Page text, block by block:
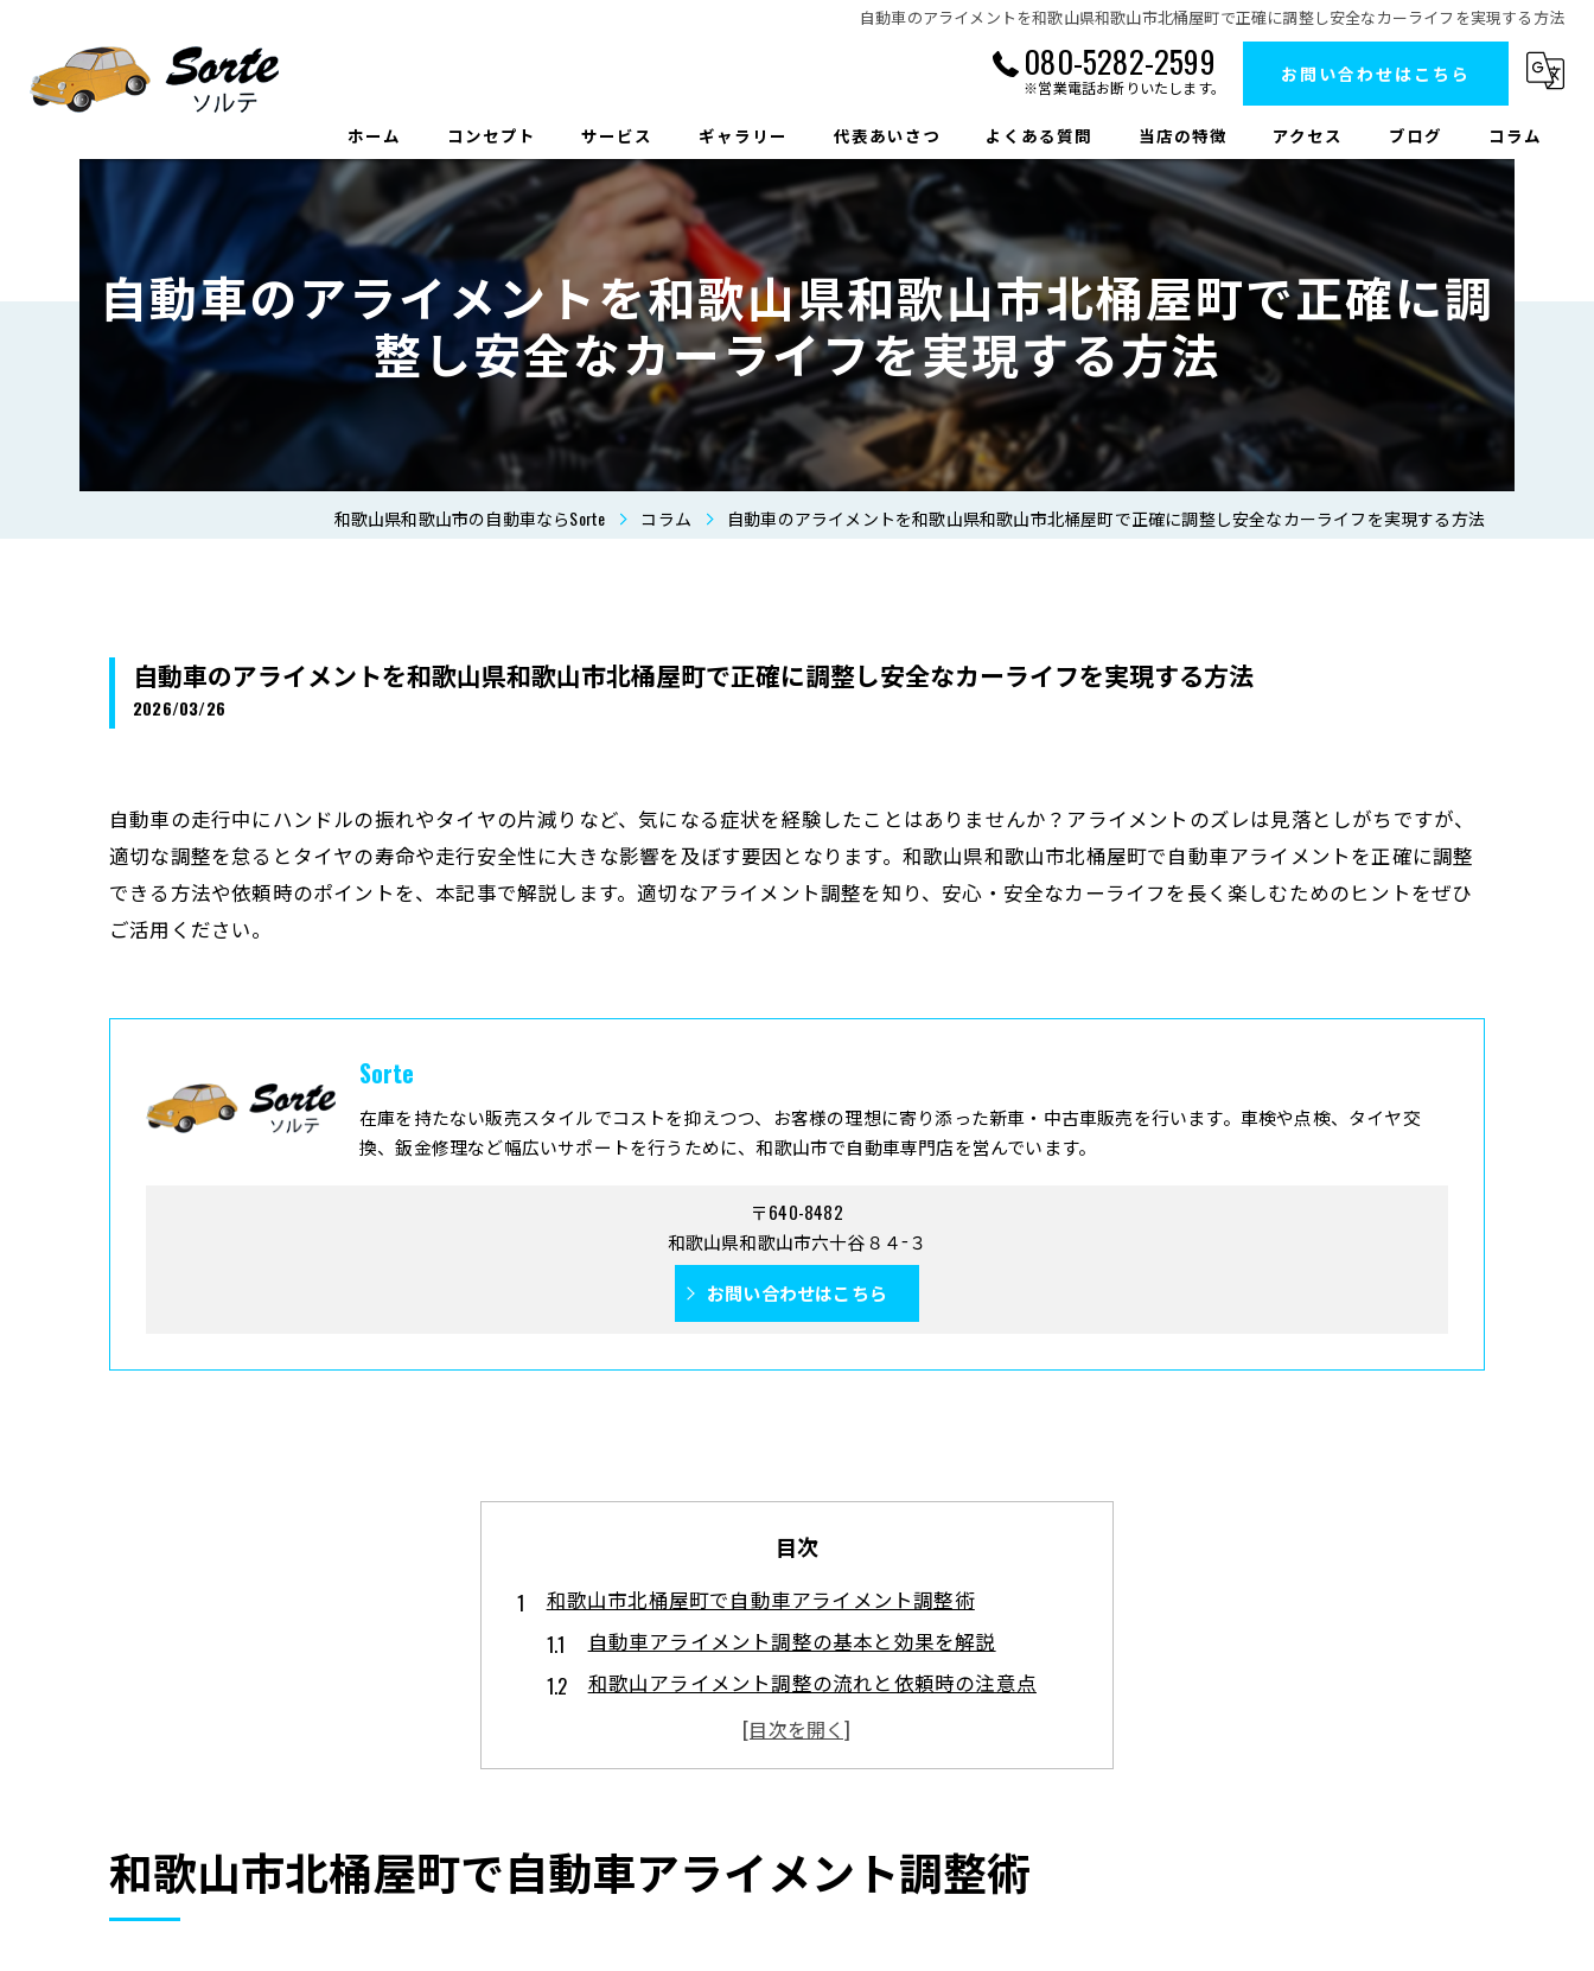
自動車のアライメントを和歌山県和歌山市北桶屋町で正確に調整し安全なカーライフを実現する方法
080-5282-2599
※営業電話お断りいたします。
お問い合わせはこちら
ホーム コンセプト サービス ギャラリー 代表あいさつ よくある質問 当店の特徴
中古車販売
修理
鈑金
タイヤ交換
アクセス ブログ コラム
自動車のアライメントを和歌山県和歌山市北桶屋町で正確に調
整し安全なカーライフを実現する方法
和歌山県和歌山市の自動車ならSorte コラム 自動車のアライメントを和歌山県和歌山市北桶屋町で正確に調整し安全なカーライフを実現する方法
自動車のアライメントを和歌山県和歌山市北桶屋町で正確に調整し安全なカーライフを実現する方法
2026/03/26
自動車の走行中にハンドルの振れやタイヤの片減りなど、気になる症状を経験したことはありませんか？アライメントのズレは見落としがちですが、
適切な調整を怠るとタイヤの寿命や走行安全性に大きな影響を及ぼす要因となります。和歌山県和歌山市北桶屋町で自動車アライメントを正確に調整
できる方法や依頼時のポイントを、本記事で解説します。適切なアライメント調整を知り、安心・安全なカーライフを長く楽しむためのヒントをぜひ
ご活用ください。
Sorte
在庫を持たない販売スタイルでコストを抑えつつ、お客様の理想に寄り添った新車・中古車販売を行います。車検や点検、タイヤ交
換、鈑金修理など幅広いサポートを行うために、和歌山市で自動車専門店を営んでいます。
〒640-8482
和歌山県和歌山市六十谷８４−３
お問い合わせはこちら
目次
和歌山市北桶屋町で自動車アライメント調整術
自動車アライメント調整の基本と効果を解説
和歌山アライメント調整の流れと依頼時の注意点
ホイールやタイヤ交換時に役立つ自動車整備知識
自動車のアライメントで走行安定性が向上する理由
快適なカーライフはアライメントから始まる
自動車の快適さ向上に欠かせないアライメント調整
和歌山市北桶屋町で自動車アライメント調整術